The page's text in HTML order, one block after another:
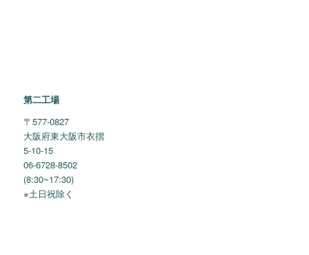
第二工場
〒577-0827
大阪府東大阪市衣摺
5-10-15
06-6728-8502
(8:30~17:30)
※土日祝除く